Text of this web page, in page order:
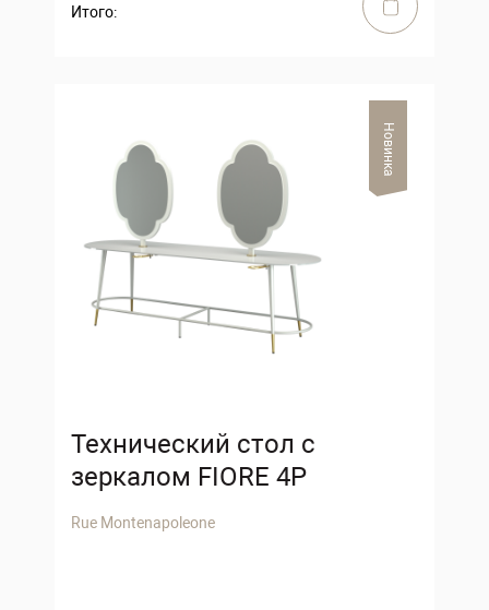
Итого:
Новинка
Технический стол с
зеркалом FIORE 4P
Rue Montenapoleone